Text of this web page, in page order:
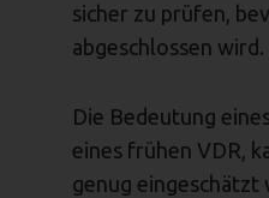
sicher zu prüfen,
abgeschlossen wird.
Die Bedeutung
eines frühen VDR,
genug eingeschätzt